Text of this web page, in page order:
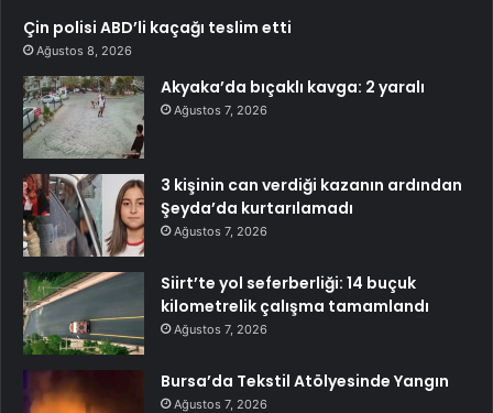
Çin polisi ABD’li kaçağı teslim etti
Ağustos 8, 2026
Akyaka’da bıçaklı kavga: 2 yaralı
Ağustos 7, 2026
3 kişinin can verdiği kazanın ardından
Şeyda’da kurtarılamadı
Ağustos 7, 2026
Siirt’te yol seferberliği: 14 buçuk
kilometrelik çalışma tamamlandı
Ağustos 7, 2026
Bursa’da Tekstil Atölyesinde Yangın
Ağustos 7, 2026